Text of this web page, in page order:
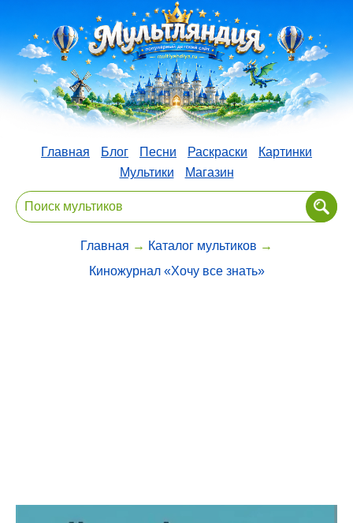
Главная Блог Песни Раскраски
Картинки
Мультики
Магазин
Главная → Каталог мультиков →
Киножурнал «Хочу все знать»